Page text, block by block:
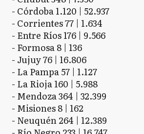
- Córdoba 1.120 | 52.937
- Corrientes 77 | 1.634
- Entre Ríos 176 | 9.566
- Formosa 8 | 136
- Jujuy 76 | 16.806
- La Pampa 57 | 1.127
- La Rioja 160 | 5.988
- Mendoza 364 | 32.399
- Misiones 8 | 162
- Neuquén 264 | 12.389